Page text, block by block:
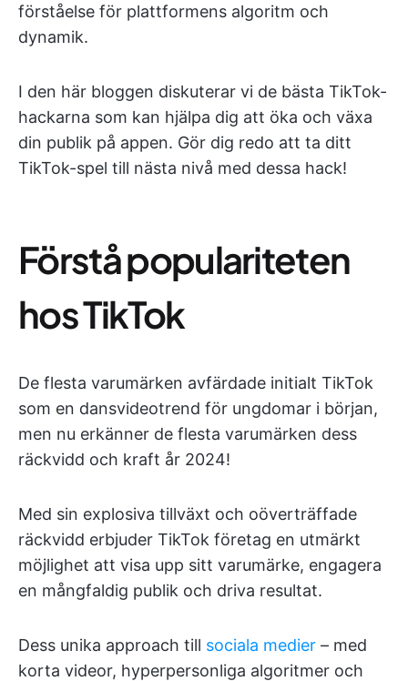
förståelse för plattformens algoritm och
dynamik.
I den här bloggen diskuterar vi de bästa TikTok-
hackarna som kan hjälpa dig att öka och växa
din publik på appen. Gör dig redo att ta ditt
TikTok-spel till nästa nivå med dessa hack!
Förstå populariteten
hos TikTok
De flesta varumärken avfärdade initialt TikTok
som en dansvideotrend för ungdomar i början,
men nu erkänner de flesta varumärken dess
räckvidd och kraft år 2024!
Med sin explosiva tillväxt och oöverträffade
räckvidd erbjuder TikTok företag en utmärkt
möjlighet att visa upp sitt varumärke, engagera
en mångfaldig publik och driva resultat.
Dess unika approach till sociala medier – med
korta videor, hyperpersonliga algoritmer och